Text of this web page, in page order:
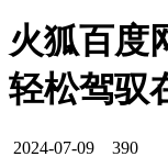
火狐百度
轻松驾驭
2024-07-09 390